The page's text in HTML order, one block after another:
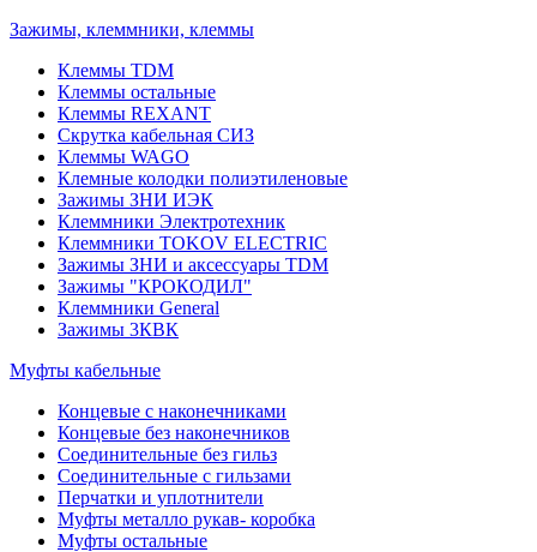
Зажимы, клеммники, клеммы
Клеммы TDM
Клеммы остальные
Клеммы REXANT
Скрутка кабельная СИЗ
Клеммы WAGO
Клемные колодки полиэтиленовые
Зажимы ЗНИ ИЭК
Клеммники Электротехник
Клеммники TOKOV ELECTRIC
Зажимы ЗНИ и аксессуары TDM
Зажимы "КРОКОДИЛ"
Клеммники General
Зажимы 3КВК
Муфты кабельные
Концевые с наконечниками
Концевые без наконечников
Соединительные без гильз
Соединительные с гильзами
Перчатки и уплотнители
Муфты металло рукав- коробка
Муфты остальные